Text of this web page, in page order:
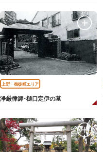
上野・御徒町エリア
浄厳律師･樋口定伊の墓